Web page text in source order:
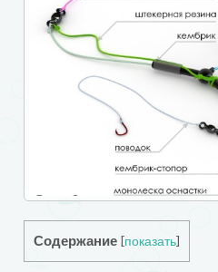
Содержание показать]